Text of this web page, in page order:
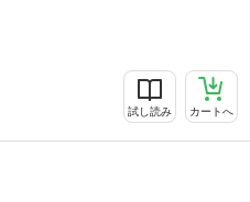
試し読み カートへ